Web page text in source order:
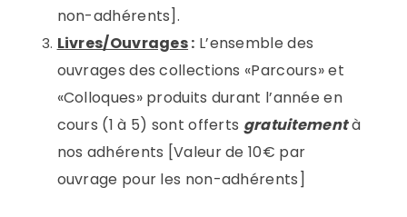
non-adhérents].
Livres/Ouvrages: L’ensemble des
ouvrages des collections «Parcours» et
«Colloques» produits durant l’année en
cours (1 à 5) sont offerts gratuitementà
nos adhérents [Valeur de 10€ par
ouvrage pour les non-adhérents]